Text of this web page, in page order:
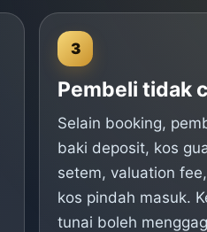
3
Pembeli tidak
Selain booking,
baki deposit, kos
setem, valuation
kos pindah masuk.
tunai boleh